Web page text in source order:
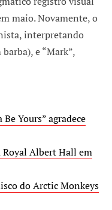
maio. Novamente, o
interpretando
e “Mark”,
Yours” agradece
Albert Hall em
do Arctic Monkeys